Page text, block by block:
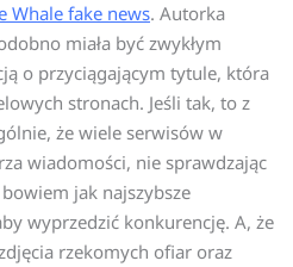
Whale fake news. Autorka
miała być zwykłym
o przyciągającym tytule, która
stronach. Jeśli tak, to z
że wiele serwisów w
wiadomości, nie sprawdzając
jak najszybsze
wyprzedzić konkurencję. A, że
rzekomych ofiar oraz